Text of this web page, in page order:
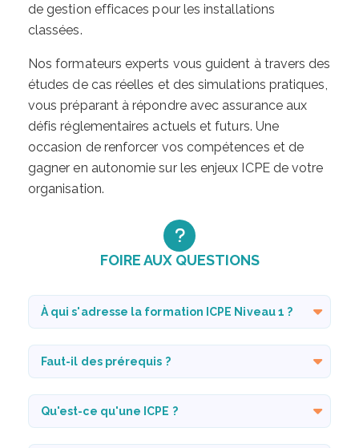
de gestion efficaces pour les installations
classées.
Nos formateurs experts vous guident à travers des
études de cas réelles et des simulations pratiques,
vous préparant à répondre avec assurance aux
défis réglementaires actuels et futurs. Une
occasion de renforcer vos compétences et de
gagner en autonomie sur les enjeux ICPE de votre
organisation.
FOIRE AUX QUESTIONS
À qui s'adresse la formation ICPE Niveau 1 ?
Faut-il des prérequis ?
Qu'est-ce qu'une ICPE ?